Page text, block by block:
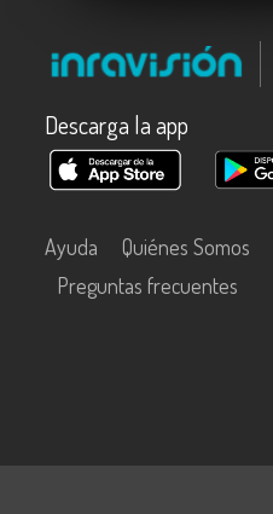
Descarga la app
Ayuda Quiénes Somos
Preguntas frecuentes